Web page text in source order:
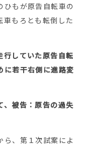
ひもが原告自転車の
車もろとも転倒した
行していた原告自転
に若干右側に進路変
、被告：原告の過失
ら、第１次試案によ